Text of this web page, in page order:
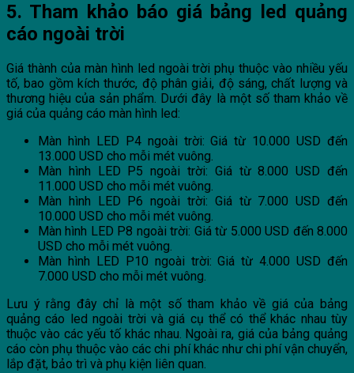
5. Tham khảo báo giá bảng led quảng
cáo ngoài trời
Giá thành của màn hình led ngoài trời phụ thuộc vào nhiều yếu
tố, bao gồm kích thước, độ phân giải, độ sáng, chất lượng và
thương hiệu của sản phẩm. Dưới đây là một số tham khảo về
giá của quảng cáo màn hình led:
Màn hình LED P4 ngoài trời: Giá từ 10.000 USD đến
13.000 USD cho mỗi mét vuông.
Màn hình LED P5 ngoài trời: Giá từ 8.000 USD đến
11.000 USD cho mỗi mét vuông.
Màn hình LED P6 ngoài trời: Giá từ 7.000 USD đến
10.000 USD cho mỗi mét vuông.
Màn hình LED P8 ngoài trời: Giá từ 5.000 USD đến 8.000
USD cho mỗi mét vuông.
Màn hình LED P10 ngoài trời: Giá từ 4.000 USD đến
7.000 USD cho mỗi mét vuông.
Lưu ý rằng đây chỉ là một số tham khảo về giá của bảng
quảng cáo led ngoài trời và giá cụ thể có thể khác nhau tùy
thuộc vào các yếu tố khác nhau. Ngoài ra, giá của bảng quảng
cáo còn phụ thuộc vào các chi phí khác như chi phí vận chuyển,
lắp đặt, bảo trì và phụ kiện liên quan.